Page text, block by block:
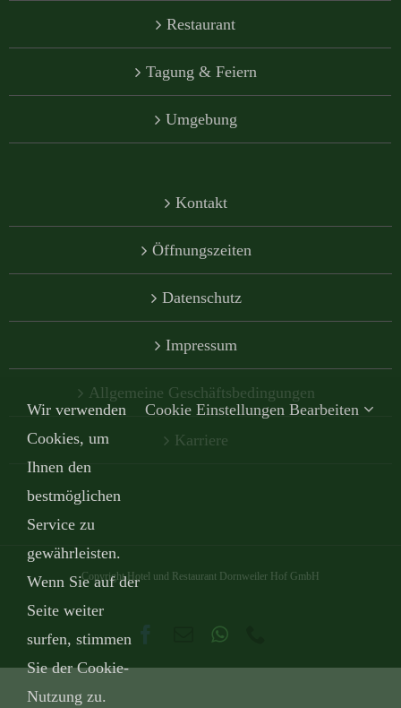
Restaurant
Tagung & Feiern
Umgebung
Kontakt
Öffnungszeiten
Datenschutz
Impressum
Allgemeine Geschäftsbedingungen
Karriere
Copyright Hotel und Restaurant Dornweiler Hof GmbH
FacebookWhatsApp
Wir verwenden
Cookies, um
Ihnen den
bestmöglichen
Service zu
gewährleisten.
Wenn Sie auf der
Seite weiter
surfen, stimmen
Sie der Cookie-
Nutzung zu.
Cookie Einstellungen Bearbeiten